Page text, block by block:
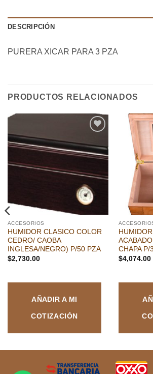
DESCRIPCIÓN
PURERA XICAR PARA 3 PZA
PRODUCTOS RELACIONADOS
a la
lista de
deseos
ACCESORIOS
HUMIDOR CLASICO COLOR
CEDRO/ CAOBA
INGLESA/NEGRO) P/50 PZA
$2,730.00
AÑADIR A MI
COTIZACIÓN
CHAPA P/
$4,074.00